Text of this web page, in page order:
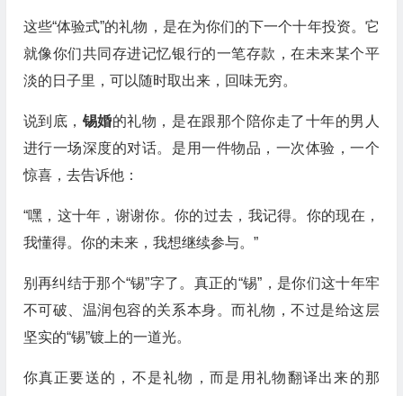
这些“体验式”的礼物，是在为你们的下一个十年投资。它
就像你们共同存进记忆银行的一笔存款，在未来某个平
淡的日子里，可以随时取出来，回味无穷。
说到底， 锡婚的礼物，是在跟那个陪你走了十年的男人
进行一场深度的对话。是用一件物品，一次体验，一个
惊喜，去告诉他：
“嘿，这十年，谢谢你。你的过去，我记得。你的现在，
我懂得。你的未来，我想继续参与。”
别再纠结于那个“锡”字了。真正的“锡”，是你们这十年牢
不可破、温润包容的关系本身。而礼物，不过是给这层
坚实的“锡”镀上的一道光。
你真正要送的，不是礼物，而是用礼物翻译出来的那